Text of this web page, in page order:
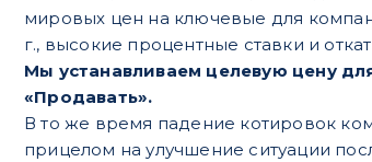
мировых цен на ключевые для
г., высокие процентные ставки и
Мы устанавливаем целевую цену
«Продавать».
В то же время падение котировок
прицелом на улучшение ситуации